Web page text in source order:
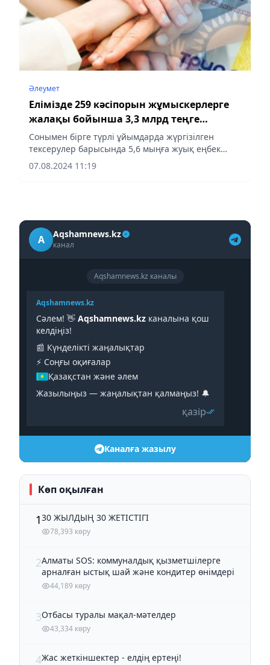
Әлеумет
Елімізде 259 кәсіпорын жұмыскерлерге
жалақы бойынша 3,3 млрд теңге
берешек
Сонымен бірге түрлі ұйымдарда жүргізілген
тексерулер барысында 5,6 мыңға жуық еңбек
құқығының бұзылуы анықталды.
07.08.2024 11:19
A Aqshamnews.kz
канал
Aqshamnews.kz каналы
Aqshamnews.kz
Сәлем! 👋 Aqshamnews.kz каналына қош
келдіңіз!
📰 Күнделікті жаңалықтар
⚡️ Соңғы оқиғалар
Қазақстан және әлем
Жазылыңыз — жаңалықтан қалмаңыз! 🔔
қазір
Каналға жазылу
Көп оқылған
130 ЖЫЛДЫҢ 30 ЖЕТІСТІГІ
78,393 көру
2Алматы SOS: коммуналдық қызметшілерге
арналған ыстық шай және кондитер өнімдері
44,189 көру
3Отбасы туралы мақал-мәтелдер
43,334 көру
4Жас жеткіншектер - елдің ертеңі!